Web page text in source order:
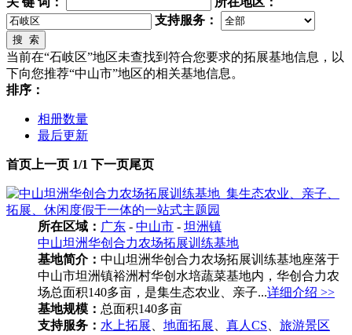
支持服务：
搜 索
当前在“石岐区”地区未查找到符合您要求的拓展基地信息，以
下向您推荐“中山市”地区的相关基地信息。
排序：
相册数量
最后更新
首页 上一页 1/1 下一页尾页
所在区域： 广东 - 中山市 - 坦洲镇
中山坦洲华创合力农场拓展训练基地
基地简介： 中山坦洲华创合力农场拓展训练基地座落于
中山市坦洲镇裕洲村华创水培蔬菜基地内，华创合力农
场总面积140多亩，是集生态农业、亲子...详细介绍 >>
基地规模： 总面积140多亩
支持服务： 水上拓展 地面拓展 真人CS 旅游景区